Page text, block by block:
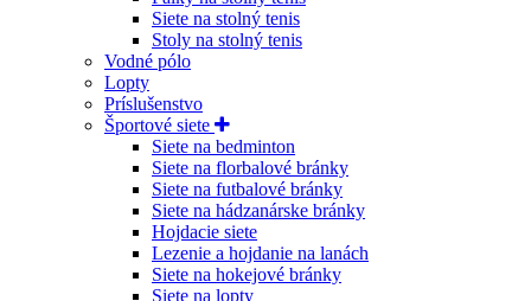
Siete na stolný tenis
Stoly na stolný tenis
Vodné pólo
Lopty
Príslušenstvo
Športové siete
Siete na bedminton
Siete na florbalové bránky
Siete na futbalové bránky
Siete na hádzanárske bránky
Hojdacie siete
Lezenie a hojdanie na lanách
Siete na hokejové bránky
Siete na lopty